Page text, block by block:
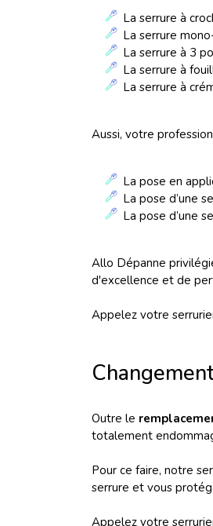
La serrure à
La serrure
La serrure à 3
La serrure à
La serrure à
Aussi, votre
La pose en
La pose d’une
La pose d’une
Allo Dépanne
d'excellence et de
Appelez votre
Outre le
totalement
Pour ce faire, notre
serrure et vous
Appelez votre